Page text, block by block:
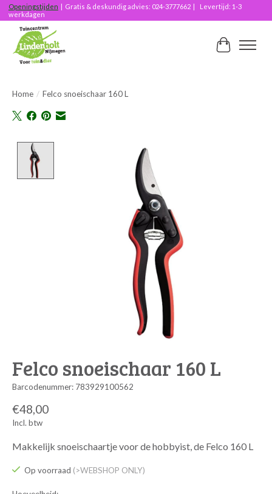
Openingstijden | Gratis & deskundig advies: 024-3777662 | Levertijd: 1-3
werkdagen
Home / Felco snoeischaar 160 L
Product image slideshow Items
Felco snoeischaar 160 L
Barcodenummer: 783929100562
€48,00
Incl. btw
Makkelijk snoeischaartje voor de hobbyist, de Felco 160 L
Op voorraad (>WEBSHOP ONLY)